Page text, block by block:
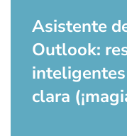
Asistente
Outlook:
clara